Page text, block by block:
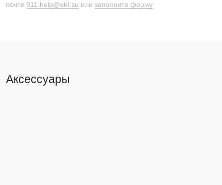
почте 911.help@ekf.su или заполните форму
Аксессуары